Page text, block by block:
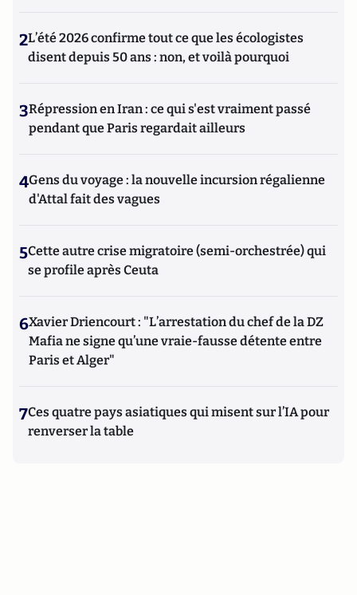
2L’été 2026 confirme tout ce que les écologistes
disent depuis 50 ans : non, et voilà pourquoi
3Répression en Iran : ce qui s'est vraiment passé
pendant que Paris regardait ailleurs
4Gens du voyage : la nouvelle incursion régalienne
d'Attal fait des vagues
5Cette autre crise migratoire (semi-orchestrée) qui
se profile après Ceuta
6Xavier Driencourt : "L’arrestation du chef de la DZ
Mafia ne signe qu’une vraie-fausse détente entre
Paris et Alger"
7Ces quatre pays asiatiques qui misent sur l’IA pour
renverser la table